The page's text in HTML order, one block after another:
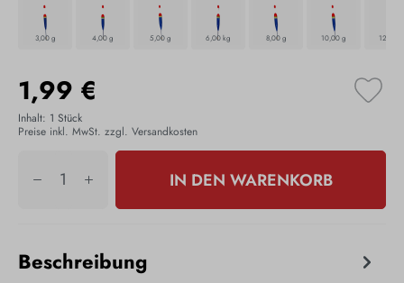
3,00 g 4,00 g 5,00 g 6,00 kg 8,00 g 10,00 g 12,00 g
1,99 €
Inhalt: 1 Stück
Preise inkl. MwSt. zzgl. Versandkosten
IN DEN WARENKORB
Beschreibung